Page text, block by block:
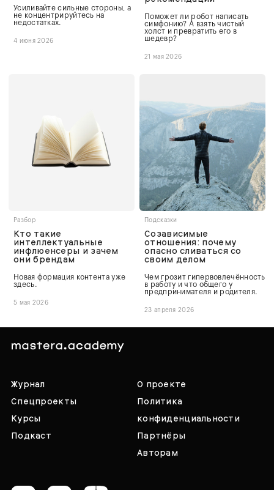
Усиливайте сильные стороны, а
не концентрируйтесь на
недостатках.
4 июня 2026
Поможет ли робот написать
симфонию? А взять чистый
холст и превратить его в
шедевр?
21 мая 2026
Разбор
Кто такие
интеллектуальные
инфлюенсеры и зачем
они брендам
Новая формация контента уже
здесь.
5 мая 2026
Подсказки
Созависимые
отношения: почему
опасно сливаться со
своим делом
Чем грозит гипервовлечённость
в работу и что общего у
предпринимателя и родителя.
23 апреля 2026
Журнал
Спецпроекты
Курсы
Подкаст
О проекте
Политика
конфиденциальности
Партнёры
Авторам